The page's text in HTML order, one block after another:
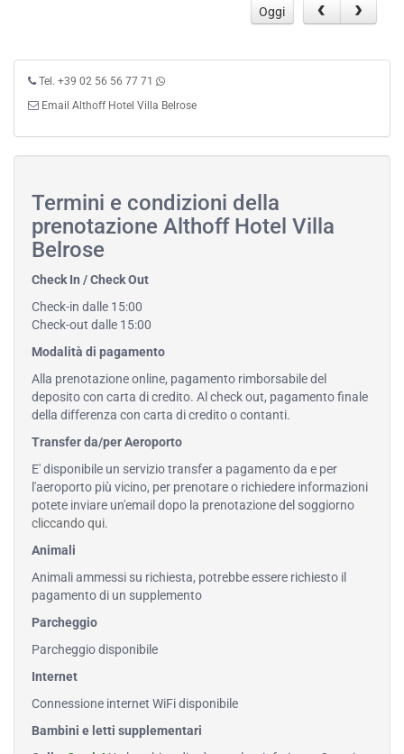
Oggi
Tel. +39 02 56 56 77 71
Email Althoff Hotel Villa Belrose
Termini e condizioni della
prenotazione Althoff Hotel Villa
Belrose
Check In / Check Out
Check-in dalle 15:00
Check-out dalle 15:00
Modalità di pagamento
Alla prenotazione online, pagamento rimborsabile del
deposito con carta di credito. Al check out, pagamento finale
della differenza con carta di credito o contanti.
Transfer da/per Aeroporto
E' disponibile un servizio transfer a pagamento da e per
l'aeroporto più vicino, per prenotare o richiedere informazioni
potete inviare un'email dopo la prenotazione del soggiorno
cliccando qui.
Animali
Animali ammessi su richiesta, potrebbe essere richiesto il
pagamento di un supplemento
Parcheggio
Parcheggio disponibile
Internet
Connessione internet WiFi disponibile
Bambini e letti supplementari